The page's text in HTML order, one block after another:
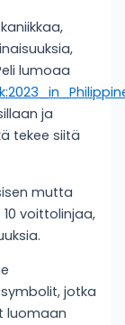
lumoaa
ja
tekee siitä
mutta
voittolinjaa,
jotka
luomaan